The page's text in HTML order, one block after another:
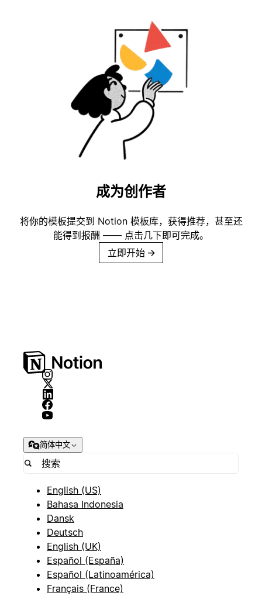
成为创作者
将你的模板提交到 Notion 模板库，获得推荐，甚至还
能得到报酬 —— 点击几下即可完成。
立即开始 →
简体中文
English (US)
Bahasa Indonesia
Dansk
Deutsch
English (UK)
Español (España)
Español (Latinoamérica)
Français (France)